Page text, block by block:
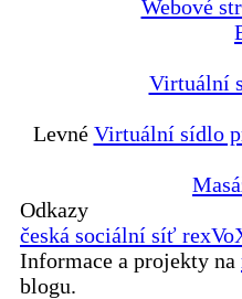
Webové
Virtuální
Levné Virtuální sídlo
Odkazy
česká sociální síť
Informace a projekty na
blogu.